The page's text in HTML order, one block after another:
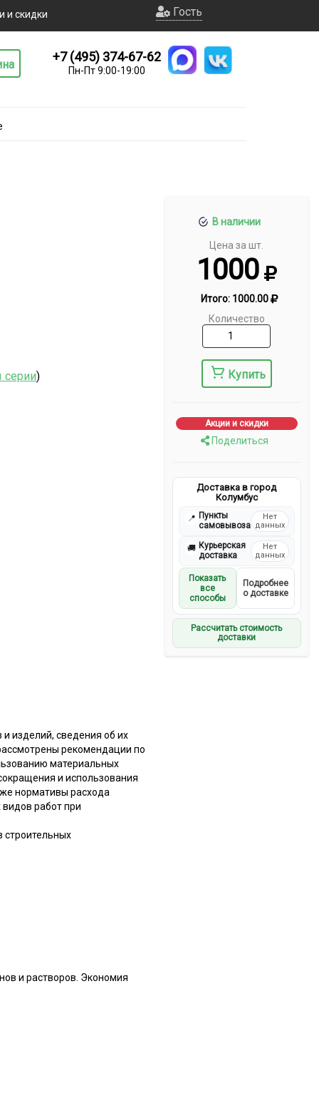
и скидки Гость
+7 (495) 374-67-62
Пн-Пт 9:00-19:00
В наличии
Цена за шт.
1000
Итого: 1000.00
Количество
Купить
Акции и скидки
Поделиться
Доставка в город
Колумбус
📍 Пункты
самовывоза
Нет
данных
🚚 Курьерская
доставка
Нет
данных
Показать
все
способы
Подробнее
о доставке
Рассчитать стоимость
доставки
серии)
изделий, сведения об их
рекомендации по
материальных
и использования
нормативы расхода
работ при
строительных
и растворов. Экономия